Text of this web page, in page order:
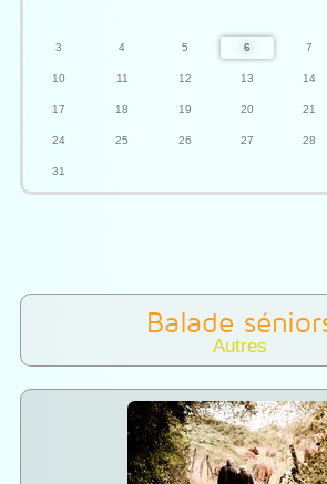
3 4 5 6 7
10 11 12 13 14
17 18 19 20 21
24 25 26 27 28
31
Balade
Autres